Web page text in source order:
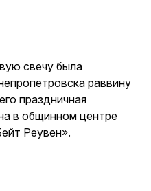
свечу была
раввину
праздничная
в общинном центре
Реувен».